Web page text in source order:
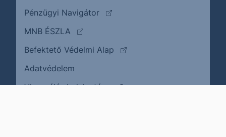
Pénzügyi Navigátor
(külső oldalra ugrik)
MNB ÉSZLA
(külső oldalra ugrik)
Befektető Védelmi Alap
(külső oldalra ugrik)
Adatvédelem
Visszaélés bejelentése(külső oldalra ugrik)